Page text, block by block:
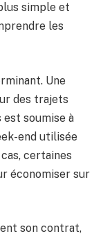
simple et
les
Une
des trajets
soumise à
end utilisée
certaines
économiser sur
son contrat,